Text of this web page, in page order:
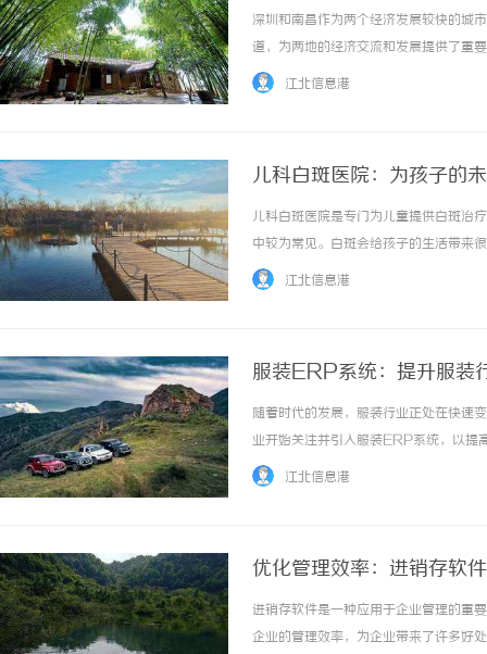
深圳和南昌作为两个经济发展较快的城
道，为两地的经济交流和发展提供了重
较完善的物流网络而闻名。深圳拥有先
江北信息港
儿科白斑医院：为孩子的
儿科白斑医院是专门为儿童提供白斑治
中较为常见。白斑会给孩子的生活带来
此，寻找一家专业的儿科白斑医院对孩
江北信息港
服装ERP系统：提升服装
随着时代的发展，服装行业正处在快速
业开始关注并引入服装ERP系统，以提
规划系统，它能够将企业的所有核心管
江北信息港
优化管理效率：进销存软
进销存软件是一种应用于企业管理的重
企业的管理效率，为企业带来了许多好